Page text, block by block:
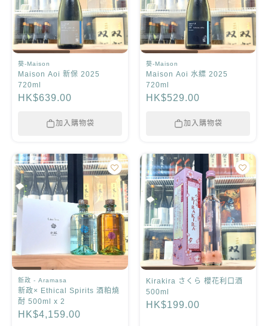
葵-Maison
Maison Aoi 新保 2025
720ml
HK$639.00
加入購物袋
葵-Maison
Maison Aoi 水縹 2025
720ml
HK$529.00
加入購物袋
新政 - Aramasa
新政× Ethical Spirits 酒粕燒
酎 500ml x 2
HK$4,159.00
Kirakira さくら 櫻花利口酒
500ml
HK$199.00